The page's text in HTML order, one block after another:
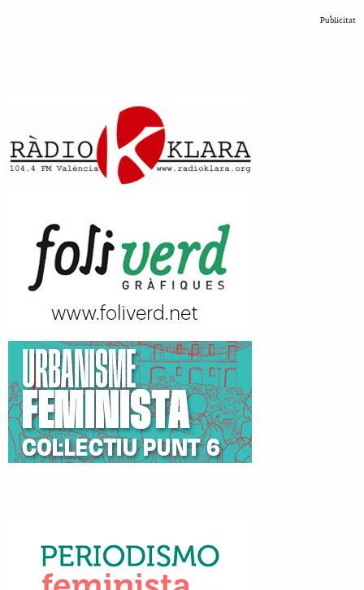
Publicitat